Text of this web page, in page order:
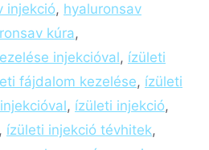
injekció, hyaluronsav
kúra,
injekcióval, ízületi
fájdalom kezelése, ízületi
, ízületi injekció,
, ízületi injekció tévhitek,